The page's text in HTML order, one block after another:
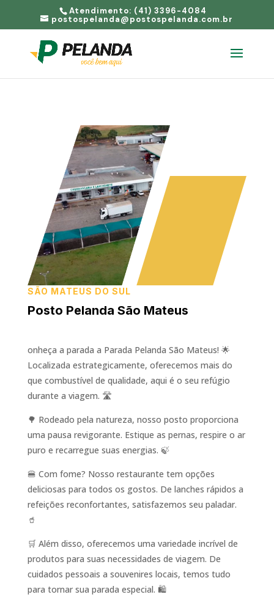
Atendimento: (41) 3396-4084
postospelanda@postospelanda.com.br
SÃO MATEUS DO SUL
Posto Pelanda São Mateus
onheça a parada a Parada Pelanda São Mateus! 🌟
Localizada estrategicamente, oferecemos mais do
que combustível de qualidade, aqui é o seu refúgio
durante a viagem. 🛣️
🌳 Rodeado pela natureza, nosso posto proporciona
uma pausa revigorante. Estique as pernas, respire o ar
puro e recarregue suas energias. 🍃
🍔 Com fome? Nosso restaurante tem opções
deliciosas para todos os gostos. De lanches rápidos a
refeições reconfortantes, satisfazemos seu paladar.
🥤
🛒 Além disso, oferecemos uma variedade incrível de
produtos para suas necessidades de viagem. De
cuidados pessoais a souvenires locais, temos tudo
para tornar sua parada especial. 🛍️